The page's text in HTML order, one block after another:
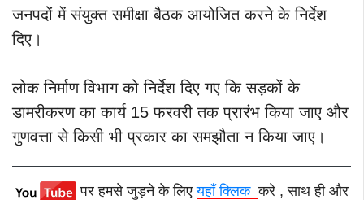
जनपदों में संयुक्त समीक्षा बैठक आयोजित करने के निर्देश
दिए।
लोक निर्माण विभाग को निर्देश दिए गए कि सड़कों के
डामरीकरण का कार्य 15 फरवरी तक प्रारंभ किया जाए और
गुणवत्ता से किसी भी प्रकार का समझौता न किया जाए।
पर हमसे जुड़ने के लिएयहाँ क्लिककरे , साथ ही और